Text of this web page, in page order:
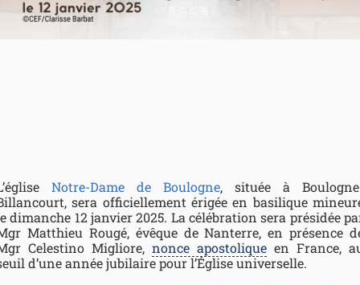
Notre-Dame de Boulogne, située à
sera officiellement érigée en basilique
dimanche 12 janvier 2025. La célébration sera présidée
Matthieu Rougé, évêque de Nanterre, en présence
Celestino Migliore, nonce apostolique en France,
d’une année jubilaire pour l’Église universelle.